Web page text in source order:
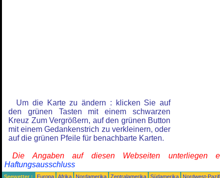
Um die Karte zu ändern : klicken Sie auf
den grünen Tasten mit einem schwarzen
Kreuz Zum Vergrößern, auf den grünen Button
mit einem Gedankenstrich zu verkleinern, oder
auf die grünen Pfeile für benachbarte Karten.
Die Angaben auf diesen Webseiten unterliegen
Haftungsausschluss
Seewetter : Europa Afrika Nordamerika Zentralamerika Südamerika
Nordwest-